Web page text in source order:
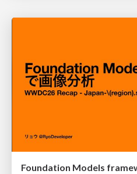
Foundation Models